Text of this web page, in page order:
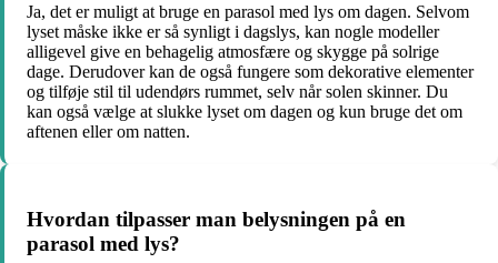
Ja, det er muligt at bruge en parasol med lys om dagen. Selvom
lyset måske ikke er så synligt i dagslys, kan nogle modeller
alligevel give en behagelig atmosfære og skygge på solrige
dage. Derudover kan de også fungere som dekorative elementer
og tilføje stil til udendørs rummet, selv når solen skinner. Du
kan også vælge at slukke lyset om dagen og kun bruge det om
aftenen eller om natten.
Hvordan tilpasser man belysningen på en
parasol med lys?